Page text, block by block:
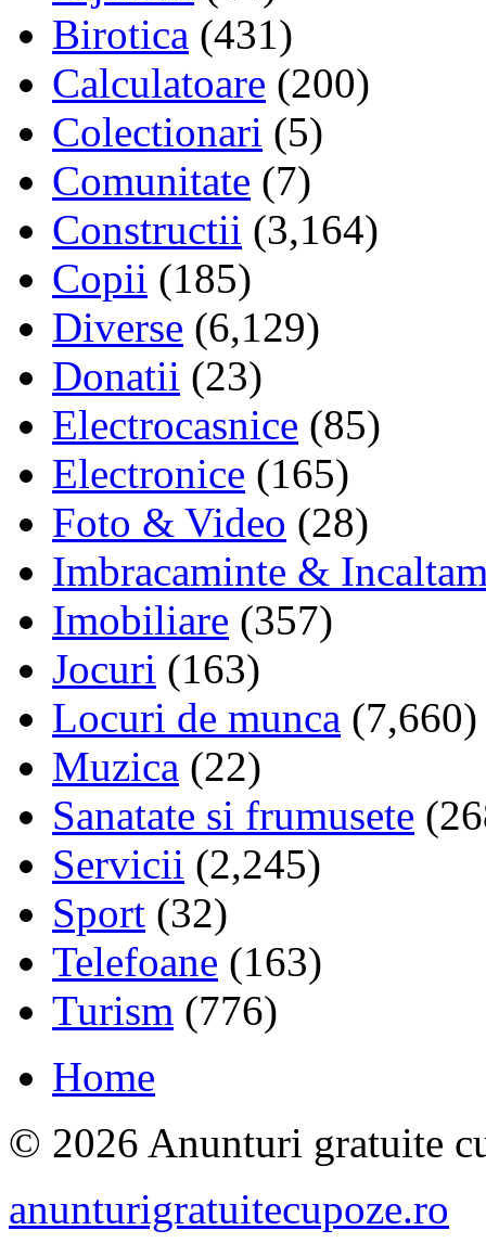
Birotica (431)
Calculatoare (200)
Colectionari (5)
Comunitate (7)
Constructii (3,164)
Copii (185)
Diverse (6,129)
Donatii (23)
Electrocasnice (85)
Electronice (165)
Foto & Video (28)
Imbracaminte &
Imobiliare (357)
Jocuri (163)
Locuri de munca (7,660)
Muzica (22)
Sanatate si frumusete
Servicii (2,245)
Sport (32)
Telefoane (163)
Turism (776)
Home
© 2026 Anunturi gratuite
anunturigratuitecupoze.ro